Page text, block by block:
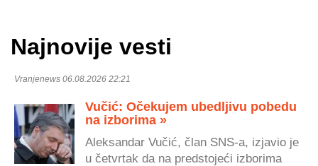
Najnovije vesti
Vranjenews 06.08.2026 22:21
Vučić: Očekujem ubedljivu pobedu
na izborima »
Aleksandar Vučić, član SNS-a, izjavio je
u četvrtak da na predstojeći izborima